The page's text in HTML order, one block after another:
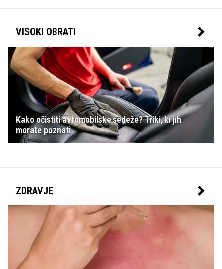
VISOKI OBRATI
Kako očistiti avtomobilske sedeže? Triki, ki jih
morate poznati
ZDRAVJE